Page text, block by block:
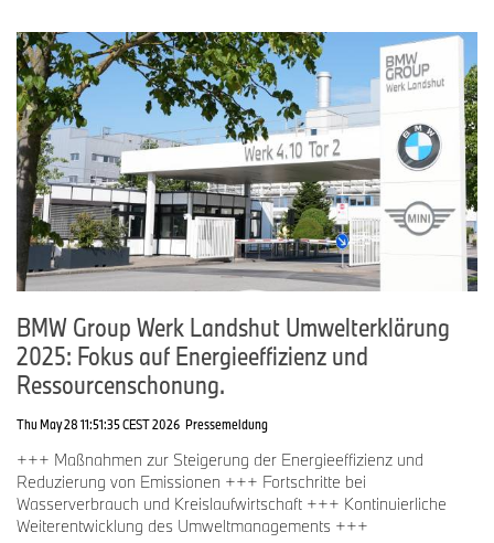
BMW Group Werk Landshut Umwelterklärung
2025: Fokus auf Energieeffizienz und
Ressourcenschonung.
Thu May 28 11:51:35 CEST 2026 Pressemeldung
+++ Maßnahmen zur Steigerung der Energieeffizienz und
Reduzierung von Emissionen +++ Fortschritte bei
Wasserverbrauch und Kreislaufwirtschaft +++ Kontinuierliche
Weiterentwicklung des Umweltmanagements +++